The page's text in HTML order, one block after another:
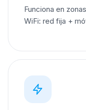
Funciona en
WiFi: red fija +